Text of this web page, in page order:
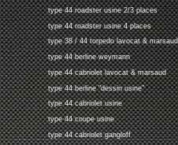
type 44 roadster usine 2/3 places
type 44 roadster usine 4 places
type 38 / 44 torpedo lavocat & marsaud
type 44 berline weymann
type 44 cabriolet lavocat & marsaud
type 44 berline "dessin usine"
type 44 cabriolet usine
type 44 coupe usine
type 44 cabriolet gangloff